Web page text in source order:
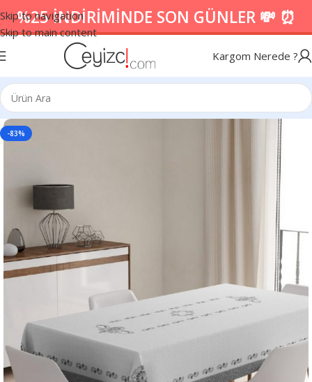
Skip to navigation
Skip to main content
%25 İNDİRİMİNDE SON GÜNLER 💸 ⏰
Kargom Nerede ?
-83%